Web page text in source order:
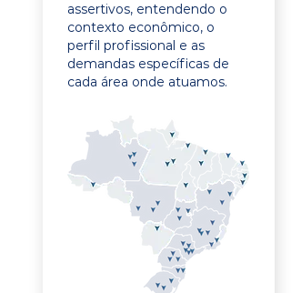
assertivos, entendendo o
contexto econômico, o
perfil profissional e as
demandas específicas de
cada área onde atuamos.